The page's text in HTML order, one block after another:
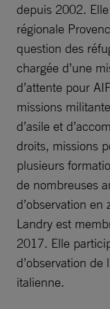
depuis 2002.
régionale
question des
chargée d’une
d’attente pour
missions
d’asile et
droits, missions
plusieurs
de nombreuses
d’observation en
Landry est
2017. Elle
d’observation de
italienne.